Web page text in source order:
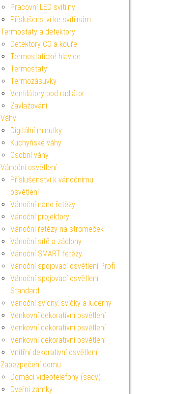
Pracovní LED svítilny
Příslušenství ke svítilnám
Termostaty a detektory
Detektory CO a kouře
Termostatické hlavice
Termostaty
Termozásuvky
Ventilátory pod radiátor
Zavlažování
Váhy
Digitální minutky
Kuchyňské váhy
Osobní váhy
Vánoční osvětlení
Příslušenství k vánočnímu
osvětlení
Vánoční nano řetězy
Vánoční projektory
Vánoční řetězy na stromeček
Vánoční sítě a záclony
Vánoční SMART řetězy
Vánoční spojovací osvětlení Profi
Vánoční spojovací osvětlení
Standard
Vánoční svícny, svíčky a lucerny
Venkovní dekorativní osvětlení
Venkovní dekorativní osvětlení
Venkovní dekorativní osvětlení
Vnitřní dekorativní osvětlení
Zabezpečení domu
Domácí videotelefony (sady)
Dveřní zámky